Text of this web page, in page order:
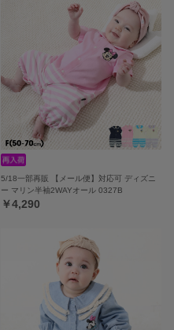
5/18一部再販 【メール便】対応可 ディズニ
ー マリン半袖2WAYオール 0327B
￥4,290